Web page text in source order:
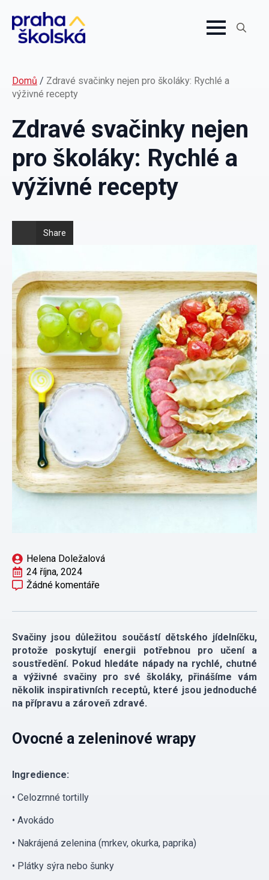
Domů / Zdravé svačinky nejen pro školáky: Rychlé a
výživné recepty
Zdravé svačinky nejen
pro školáky: Rychlé a
výživné recepty
Share
Helena Doležalová
24 října, 2024
Žádné komentáře
Svačiny jsou důležitou součástí dětského jídelníčku,
protože poskytují energii potřebnou pro učení a
soustředění. Pokud hledáte nápady na rychlé, chutné
a výživné svačiny pro své školáky, přinášíme vám
několik inspirativních receptů, které jsou jednoduché
na přípravu a zároveň zdravé.
Ovocné a zeleninové wrapy
Ingredience:
• Celozrnné tortilly
• Avokádo
• Nakrájená zelenina (mrkev, okurka, paprika)
• Plátky sýra nebo šunky